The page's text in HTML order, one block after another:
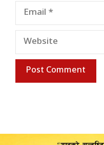
Email
Website